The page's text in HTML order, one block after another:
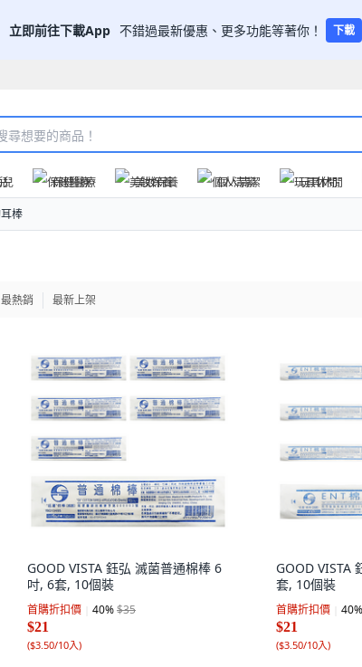
立即前往下載App 不錯過最新優惠、更多功能等著你！ 下載
兒 保健醫療 美妝保養 個人清潔 玩具休閒
棒
最熱銷 最新上架
GOOD VISTA 鈺弘 滅菌普通棉棒 6
吋, 6套, 10個裝
首購折扣價 40%$35
$21
($3.50/10入)
GOOD VISTA
套, 10個裝
首購折扣價 40%
$21
($3.50/10入)